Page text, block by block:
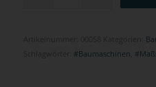
#Baumaschinen